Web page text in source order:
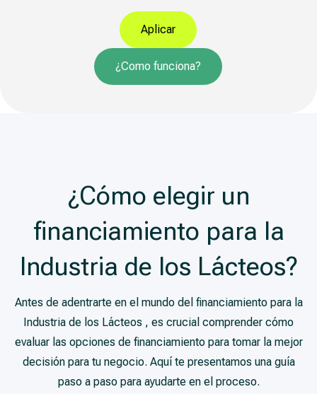
Aplicar
¿Como funciona?
¿Cómo elegir un
financiamiento para la
Industria de los Lácteos?
Antes de adentrarte en el mundo del financiamiento para la
Industria de los Lácteos , es crucial comprender cómo
evaluar las opciones de financiamiento para tomar la mejor
decisión para tu negocio. Aquí te presentamos una guía
paso a paso para ayudarte en el proceso.